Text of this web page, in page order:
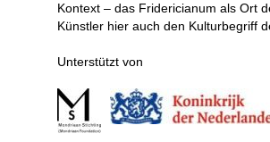
Kontext – das Fridericianum als Ort
Künstler hier auch den Kulturbegriff
Unterstützt von